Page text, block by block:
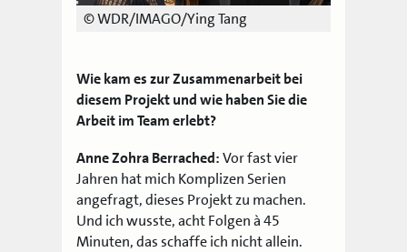
© WDR/IMAGO/Ying Tang
Wie kam es zur Zusammenarbeit bei
diesem Projekt und wie haben Sie die
Arbeit im Team erlebt?
Anne Zohra Berrached:Vor fast vier
Jahren hat mich Komplizen Serien
angefragt, dieses Projekt zu machen.
Und ich wusste, acht Folgen à 45
Minuten, das schaffe ich nicht allein.